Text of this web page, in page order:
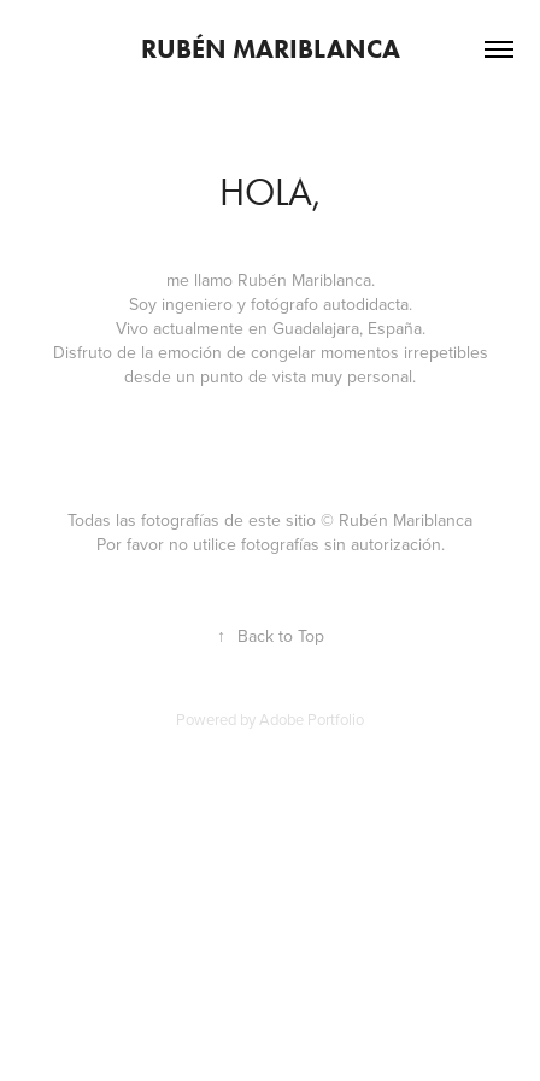
RUBÉN MARIBLANCA
HOLA,
me llamo Rubén Mariblanca.
Soy ingeniero y fotógrafo autodidacta.
Vivo actualmente en Guadalajara, España.
Disfruto de la emoción de congelar momentos irrepetibles
desde un punto de vista muy personal.
Todas las fotografías de este sitio © Rubén Mariblanca
Por favor no utilice fotografías sin autorización.
↑ Back to Top
Powered byAdobe Portfolio